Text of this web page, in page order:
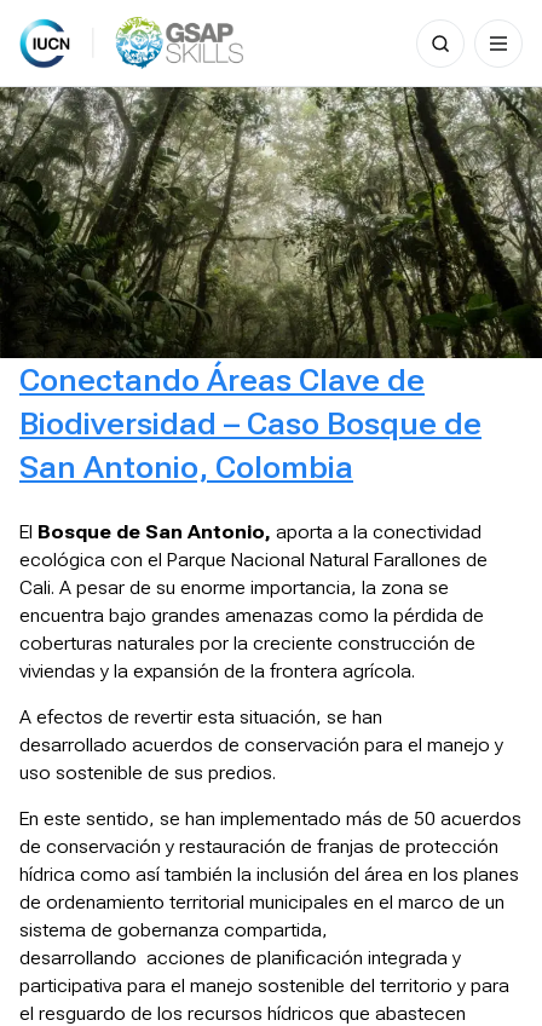
Skip
to
content
Search
for:
Conectando Áreas Clave de
Biodiversidad – Caso Bosque de
San Antonio, Colombia
El Bosque de San Antonio, aporta a la conectividad
ecológica con el Parque Nacional Natural Farallones de
Cali. A pesar de su enorme importancia, la zona se
encuentra bajo grandes amenazas como la pérdida de
coberturas naturales por la creciente construcción de
viviendas y la expansión de la frontera agrícola.
A efectos de revertir esta situación, se han
desarrollado acuerdos de conservación para el manejo y
uso sostenible de sus predios.
En este sentido, se han implementado más de 50 acuerdos
de conservación y restauración de franjas de protección
hídrica como así también la inclusión del área en los planes
de ordenamiento territorial municipales en el marco de un
sistema de gobernanza compartida,
desarrollando acciones de planificación integrada y
participativa para el manejo sostenible del territorio y para
el resguardo de los recursos hídricos que abastecen